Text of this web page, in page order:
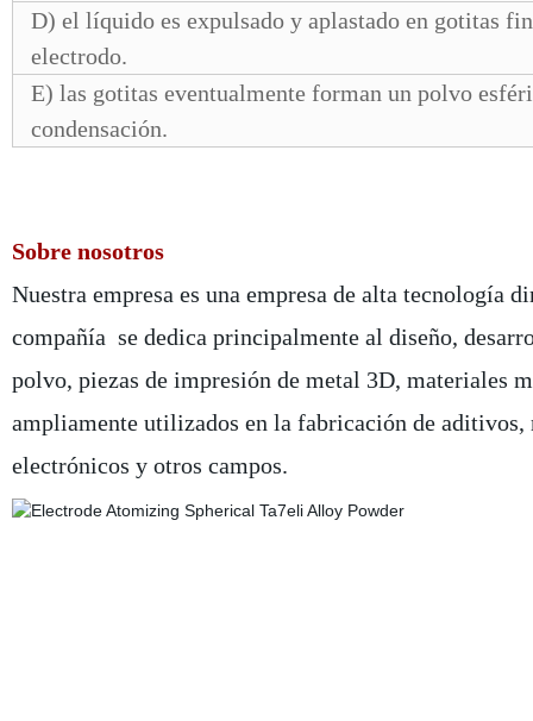
D) el líquido es expulsado y aplastado en gotitas
electrodo.
E) las gotitas eventualmente forman un polvo
condensación.
Sobre nosotros
Nuestra empresa es una empresa de alta
compañía se dedica principalmente al diseño,
polvo, piezas de impresión de metal 3D, materiales
ampliamente utilizados en la fabricación de
electrónicos y otros campos.